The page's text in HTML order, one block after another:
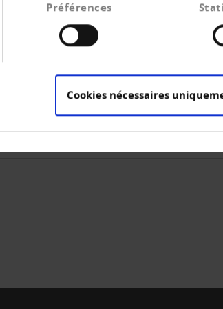
Préférences
Cookies nécessaires
zusätzliche Taggelder und
sich abzeichnende Abschwung für
dürfte sich nichts geändert haben:
rund 363'000 müssen ihr